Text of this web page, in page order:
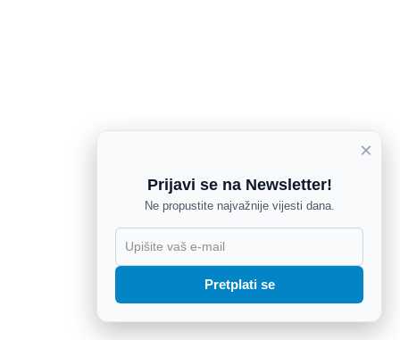
×
Prijavi se na Newsletter!
Ne propustite najvažnije vijesti dana.
Pretplati se